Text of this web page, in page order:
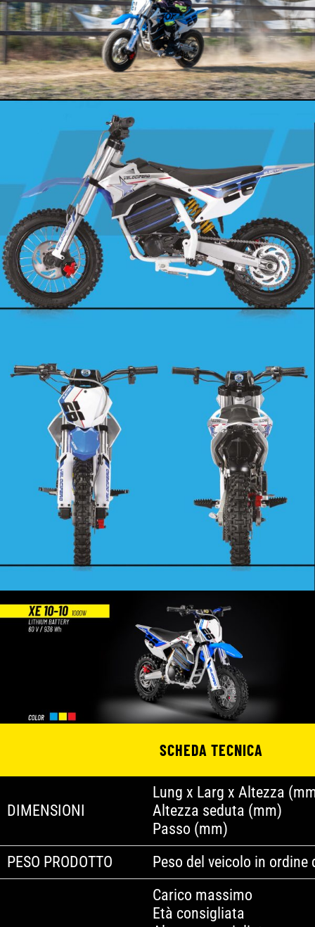
CONTATTI
SHOP
ACCOUNT
CARRELLO
SCHEDA TECNICA
DIMENSIONI
Lung x Larg x Altezza
Altezza seduta (mm)
Passo (mm)
PESO PRODOTTO
Peso del veicolo in
Carico massimo
Età consigliata